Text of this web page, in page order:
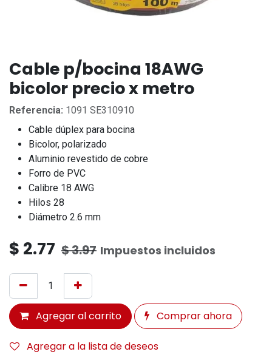
Cable p/bocina 18AWG
bicolor precio x metro
Referencia: 1091 SE310910
Cable dúplex para bocina
Bicolor, polarizado
Aluminio revestido de cobre
Forro de PVC
Calibre 18 AWG
Hilos 28
Diámetro 2.6 mm
$ 2.77 $3.97 Impuestos incluidos
Agregar al carrito Comprar ahora
Agregar a la lista de deseos